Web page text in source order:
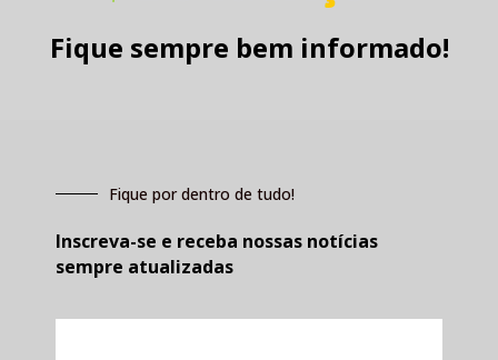
Fique sempre bem informado!
Fique por dentro de tudo!
Inscreva-se e receba nossas notícias
sempre atualizadas